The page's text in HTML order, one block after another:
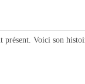
Voici son